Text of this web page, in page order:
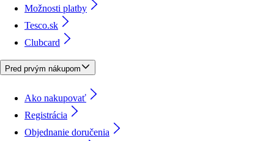
Možnosti platby
Tesco.sk
Clubcard
Pred prvým nákupom
Ako nakupovať
Registrácia
Objednanie doručenia